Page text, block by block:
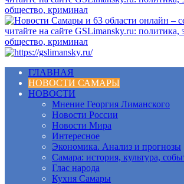
ГЛАВНАЯ
НОВОСТИ САМАРЫ
НОВОСТИ
Мнение Георгия Лиманского
Новости России
Новости Мира
Интересное
Экономика. Анализ и прогнозы
Самара: история, культура,
Глас народа
Кухня Самары